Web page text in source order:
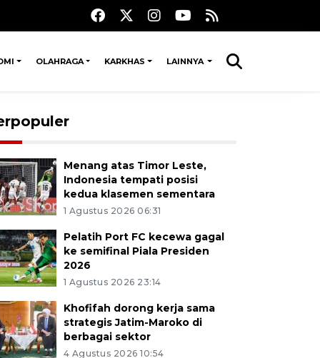
OLAHRAGA KARKHAS LAINNYA
Menang atas Timor Leste,
Indonesia tempati posisi
kedua klasemen sementara
1 Agustus 2026 06:31
Pelatih Port FC kecewa gagal
ke semifinal Piala Presiden
2026
1 Agustus 2026 23:14
Khofifah dorong kerja sama
strategis Jatim-Maroko di
berbagai sektor
4 Agustus 2026 10:54